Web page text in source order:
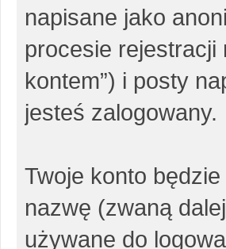
napisane jako
procesie rejestracji
kontem”) i posty
jesteś zalogowany.
Twoje konto
nazwę (zwaną
używane do